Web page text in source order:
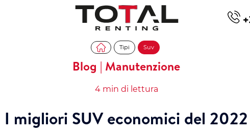
Tipi Suv
Blog | Manutenzione
4 min di lettura
I migliori SUV economici del 2022